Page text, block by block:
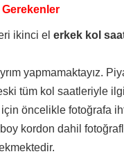
Gerekenler
ikinci el erkek kol
yapmamaktayız.
tüm kol saatleriyle
öncelikle fotoğrafa
kordon dahil